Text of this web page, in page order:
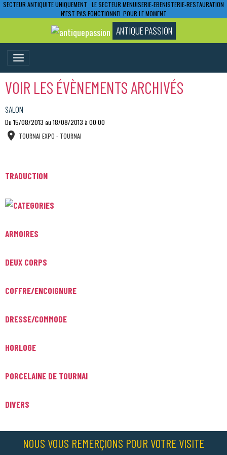
SECTEUR ANTIQUITE UNIQUEMENT LE SECTEUR MENUISERIE-EBENISTERIE-RESTAURATION
N'EST PAS FONCTIONNEL POUR LE MOMENT
ANTIQUE PASSION
VOIR LES ÉVÈNEMENTS ARCHIVÉS
SALON
Du 15/08/2013 au 18/08/2013 à 00:00
TOURNAI EXPO - TOURNAI
TRADUCTION
ARMOIRES
DEUX CORPS
COFFRE/ENCOIGNURE
DRESSE/COMMODE
HORLOGE
PORCELAINE DE TOURNAI
DIVERS
NOUS VOUS REMERÇIONS POUR VOTRE VISITE